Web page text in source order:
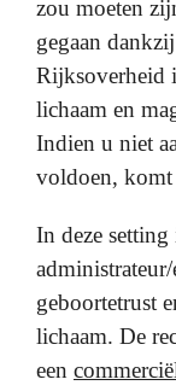
zou moeten
gegaan
Rijksoverheid
lichaam en
Indien u niet
voldoen, komt
In deze
geboortetrust
lichaam. De
een